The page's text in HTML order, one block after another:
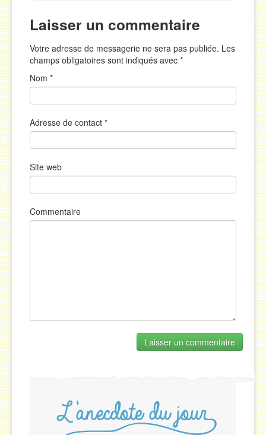
Laisser un commentaire
Votre adresse de messagerie ne sera pas publiée. Les
champs obligatoires sont indiqués avec *
Nom *
Adresse de contact *
Site web
Commentaire